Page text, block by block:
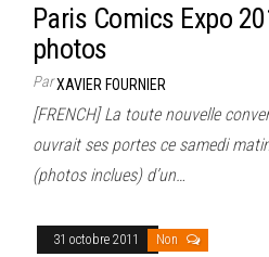
Paris Comics Expo
photos
ParXAVIER FOURNIER
[FRENCH] La toute nouvelle
ouvrait ses portes ce samedi
(photos inclues) d’un…
31 octobre 2011 Non